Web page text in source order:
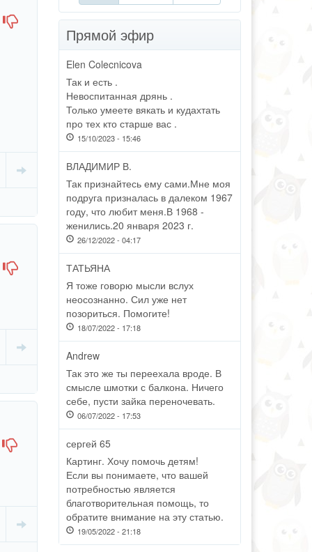
Прямой эфир
Elen Colecnicova
Так и есть .
Невоспитанная дрянь .
Только умеете вякать и кудахтать
про тех кто старше вас .
15/10/2023 - 15:46
ВЛАДИМИР В.
Так признайтесь ему сами.Мне моя
подруга призналась в далеком 1967
году, что любит меня.В 1968 -
женились.20 января 2023 г.
26/12/2022 - 04:17
ТАТЬЯНА
Я тоже говорю мысли вслух
неосознанно. Сил уже нет
позориться. Помогите!
18/07/2022 - 17:18
Andrew
Так это же ты переехала вроде. В
смысле шмотки с балкона. Ничего
себе, пусти зайка переночевать.
06/07/2022 - 17:53
сергей 65
Картинг. Хочу помочь детям!
Если вы понимаете, что вашей
потребностью является
благотворительная помощь, то
обратите внимание на эту статью.
19/05/2022 - 21:18